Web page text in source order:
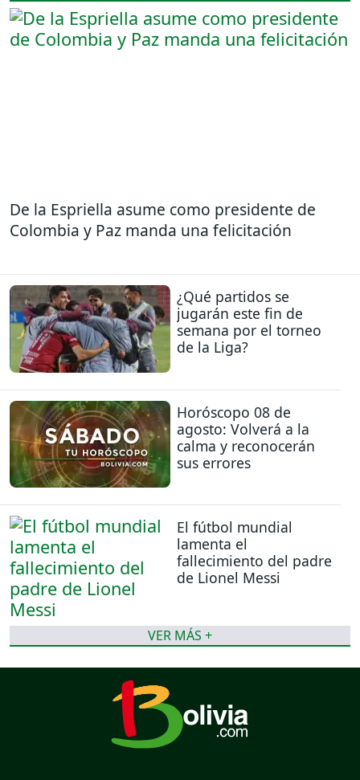
De la Espriella asume como presidente de
Colombia y Paz manda una felicitación
¿Qué partidos se
jugarán este fin de
semana por el torneo
de la Liga?
Horóscopo 08 de
agosto: Volverá a la
calma y reconocerán
sus errores
El fútbol mundial
lamenta el
fallecimiento del padre
de Lionel Messi
VER MÁS +